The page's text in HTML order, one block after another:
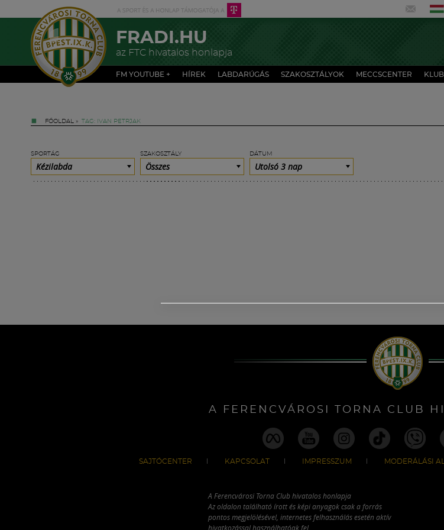
FRADI.HU
az FTC hivatalos honlapja
FM YOUTUBE + HÍREK LABDARÚGÁS SZAKOSZTÁLYOK MECCSCENTER KLUB
FŐOLDAL » TAG: IVAN PETRJAK
SPORTÁG
Kézilabda
SZAKOSZTÁLY
Összes
DÁTUM
Utolsó 3 nap
A FERENCVÁROSI TORNA CLUB
SAJTÓCENTER KAPCSOLAT IMPRESSZUM MODERÁLÁSI
A Ferencvárosi Torna Club hivatalos honlapja
Az oldalon található írott és képi anyagok csak a forrás
pontos megjelölésével, internetes felhasználás esetén aktív
hivatkozással használhatóak fel.